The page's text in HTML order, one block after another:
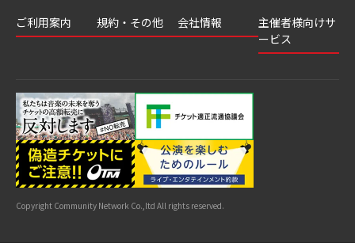
ご利用案内
結果
よくあるご質問
はじめてガイド
公演中止・変更
サイトマップ
規約・その他
利用規約
特商法に基づく
表示
カスタマーハラ
スメントへの対
応指針
会社情報
主催者様向けサ
ービス
Copyright Community Network Co.,ltd All rights reserved.